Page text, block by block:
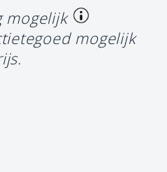
mogelijk
mogelijk